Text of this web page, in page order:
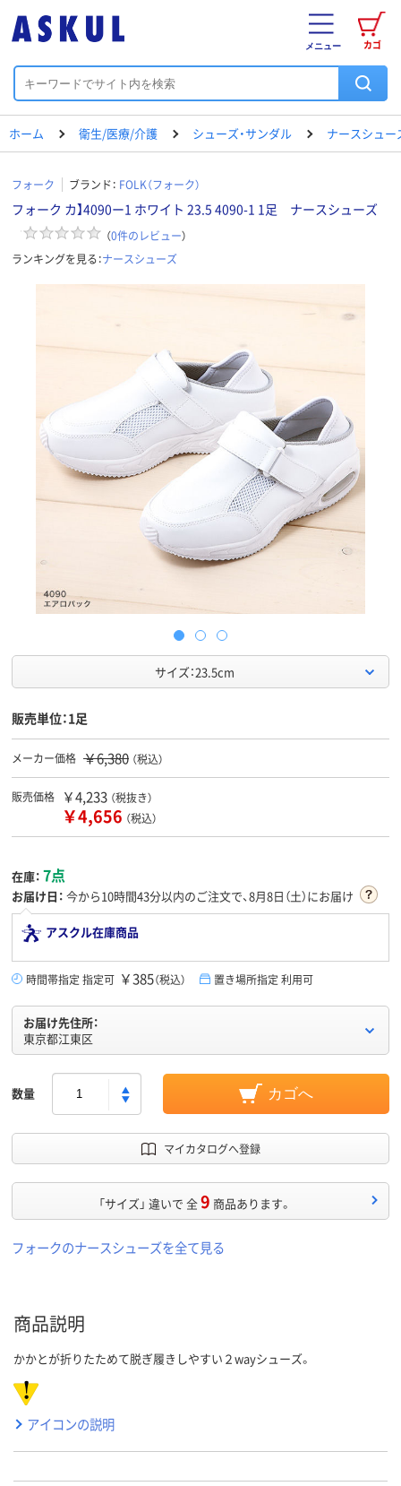
カゴ
メニュー
ホーム 衛生/医療/介護 シューズ・サンダル ナースシュー
フォーク ブランド： FOLK（フォーク）
フォーク カ】4090ー1 ホワイト 23.5 4090-1 1足 ナースシューズ
（0件のレビュー）
ランキングを見る：ナースシューズ
サイズ：23.5cm
販売単位：1足
メーカー価格 ￥6,380 （税込）
販売価格 ￥4,233 （税抜き）
￥4,656 （税込）
在庫： 7点
お届け日： 今から10時間43分以内のご注文で、8月8日（土）にお届け
アスクル在庫商品
時間帯指定 指定可 ￥385（税込） 置き場所指定 利用可
お届け先住所：
東京都江東区
数量 カゴへ
マイカタログへ登録
「サイズ」 違いで 全9 商品あります。
フォークのナースシューズを全て見る
商品説明
かかとが折りたためて脱ぎ履きしやすい２wayシューズ。
アイコンの説明